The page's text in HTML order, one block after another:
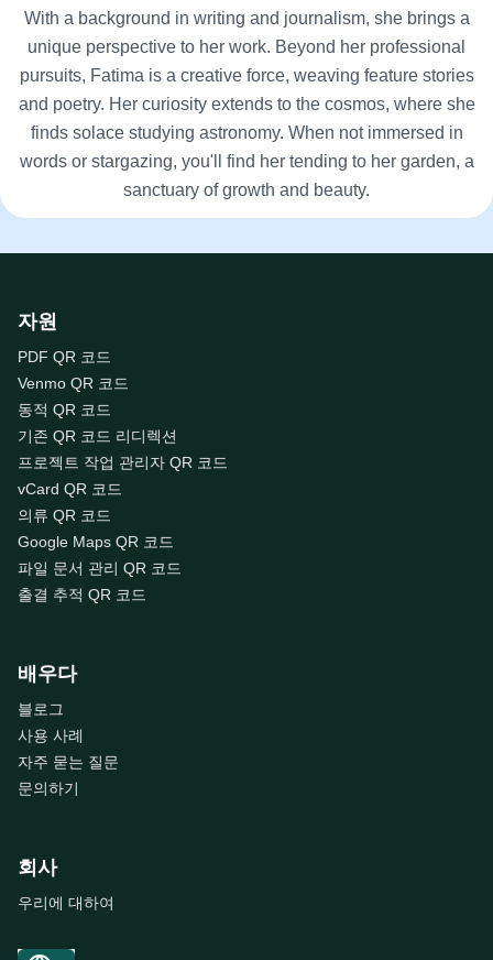
With a background in writing and journalism, she brings a
unique perspective to her work. Beyond her professional
pursuits, Fatima is a creative force, weaving feature stories
and poetry. Her curiosity extends to the cosmos, where she
finds solace studying astronomy. When not immersed in
words or stargazing, you'll find her tending to her garden, a
sanctuary of growth and beauty.
자원
PDF QR 코드
Venmo QR 코드
동적 QR 코드
기존 QR 코드 리디렉션
프로젝트 작업 관리자 QR 코드
vCard QR 코드
의류 QR 코드
Google Maps QR 코드
파일 문서 관리 QR 코드
출결 추적 QR 코드
배우다
블로그
사용 사례
자주 묻는 질문
문의하기
회사
우리에 대하여